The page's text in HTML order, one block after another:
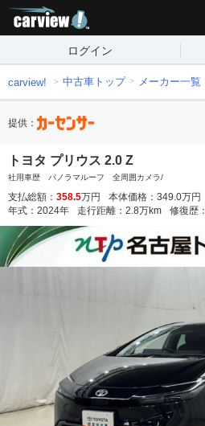
ログイン
carview! 中古車トップ メーカー一覧
提供：
トヨタ プリウス 2.0 Z
社用車歴 パノラマルーフ 全周囲カメラ/
支払総額： 358.5万円 本体価格： 349.0万円
年式： 2024年 走行距離： 2.8万km 修復歴：